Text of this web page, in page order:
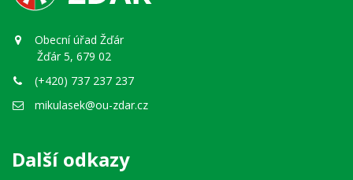
Obecní úřad Žďár
Žďár 5, 679 02
(+420) 737 237 237
mikulasek@ou-zdar.cz
Další odkazy